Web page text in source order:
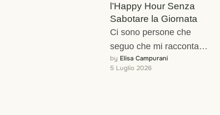
l’Happy Hour Senza
Sabotare la Giornata
Ci sono persone che
seguo che mi raccontano
quasi la stessa scena,
con dettagli diversi ma la
by Elisa Campurani
5 Luglio 2026